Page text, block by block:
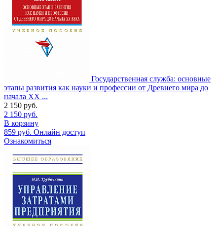
Государственная служба: основные
этапы развития как науки и профессии от Древнего мира до
начала XX ...
2 150 руб.
2 150 руб.
В корзину
859 руб. Онлайн доступ
Ознакомиться